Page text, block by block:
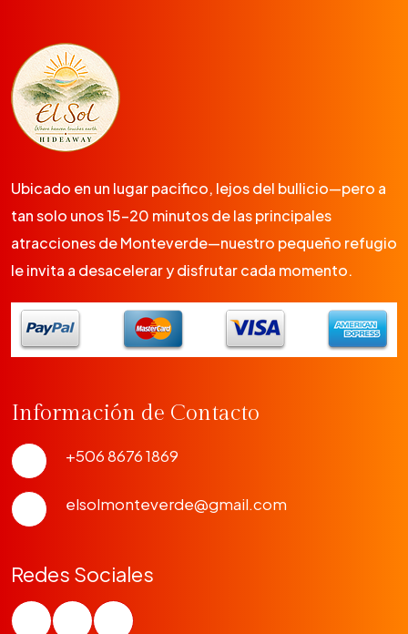
Ubicado en un lugar pacifico, lejos del bullicio—pero a
tan solo unos 15-20 minutos de las principales
atracciones de Monteverde—nuestro pequeño refugio
le invita a desacelerar y disfrutar cada momento.
Información de Contacto
+506 8676 1869
elsolmonteverde@gmail.com
Redes Sociales